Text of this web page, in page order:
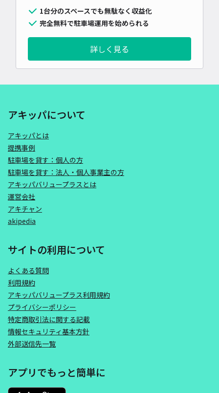
1台分のスペースでも無駄なく収益化
完全無料で駐車場運用を始められる
詳しく見る
アキッパについて
アキッパとは
提携事例
駐車場を貸す：個人の方
駐車場を貸す：法人・個人事業主の方
アキッパバリュープラスとは
運営会社
アキチャン
akipedia
サイトの利用について
よくある質問
利用規約
アキッパバリュープラス利用規約
プライバシーポリシー
特定商取引法に関する記載
情報セキュリティ基本方針
外部送信先一覧
アプリでもっと簡単に